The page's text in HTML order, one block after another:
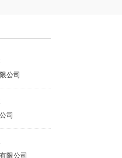
公司
司
限公司